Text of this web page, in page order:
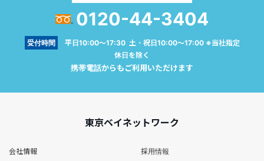
0120-44-3404
受付時間
平日10:00～17:30 土・祝日10:00～17:00 ※当社指定
休日を除く
携帯電話からもご利用いただけます
東京ベイネットワーク
会社情報
採用情報